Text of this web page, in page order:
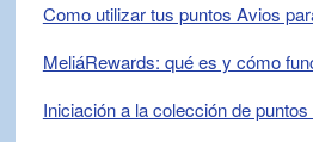
Como utilizar tus puntos Avios
MeliáRewards: qué es y cómo
Iniciación a la colección de